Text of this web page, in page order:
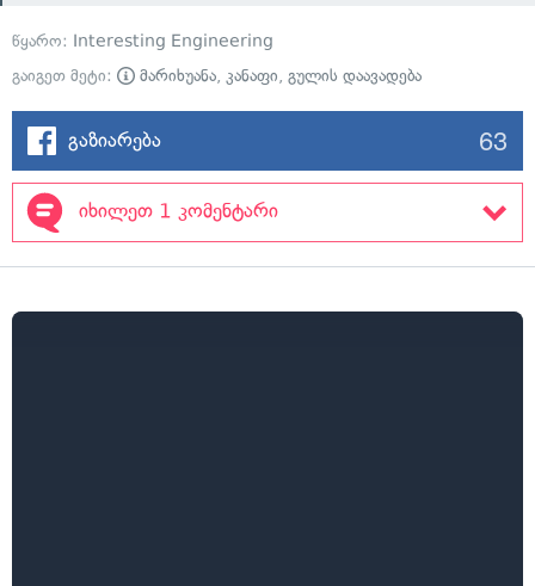
წყარო: Interesting Engineering
გაიგეთ მეტი:
მარიხუანა, კანაფი, გულის დაავადება
გაზიარება 63
იხილეთ 1 კომენტარი